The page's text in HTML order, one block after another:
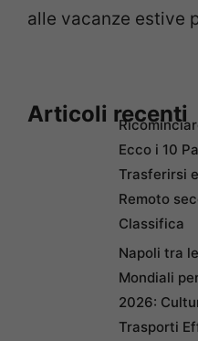
alle vacanze estive
Articoli recenti
Ecco i 10
Trasferirsi
Remoto
Classifica
Napoli tra
Mondiali
2026:
Trasporti